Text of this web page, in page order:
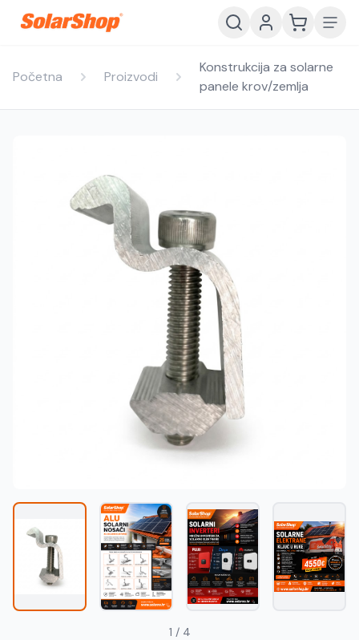
EN English
ME Crnogorski
Početna Proizvodi
Konstrukcija za solarne
panele krov/zemlja
1 / 4